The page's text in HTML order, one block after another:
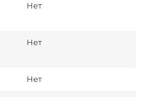
Нет
Нет
Нет